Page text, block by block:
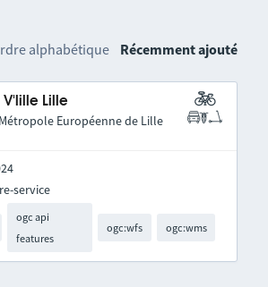
alphabétique Récemment ajouté
V'lille Lille
Métropole Européenne de Lille
ogc api
features
ogc:wfs ogc:wms
service